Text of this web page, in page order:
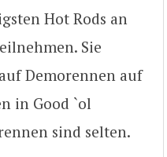
Hot Rods an
Sie
Demorennen auf
in Good `ol
sind selten.